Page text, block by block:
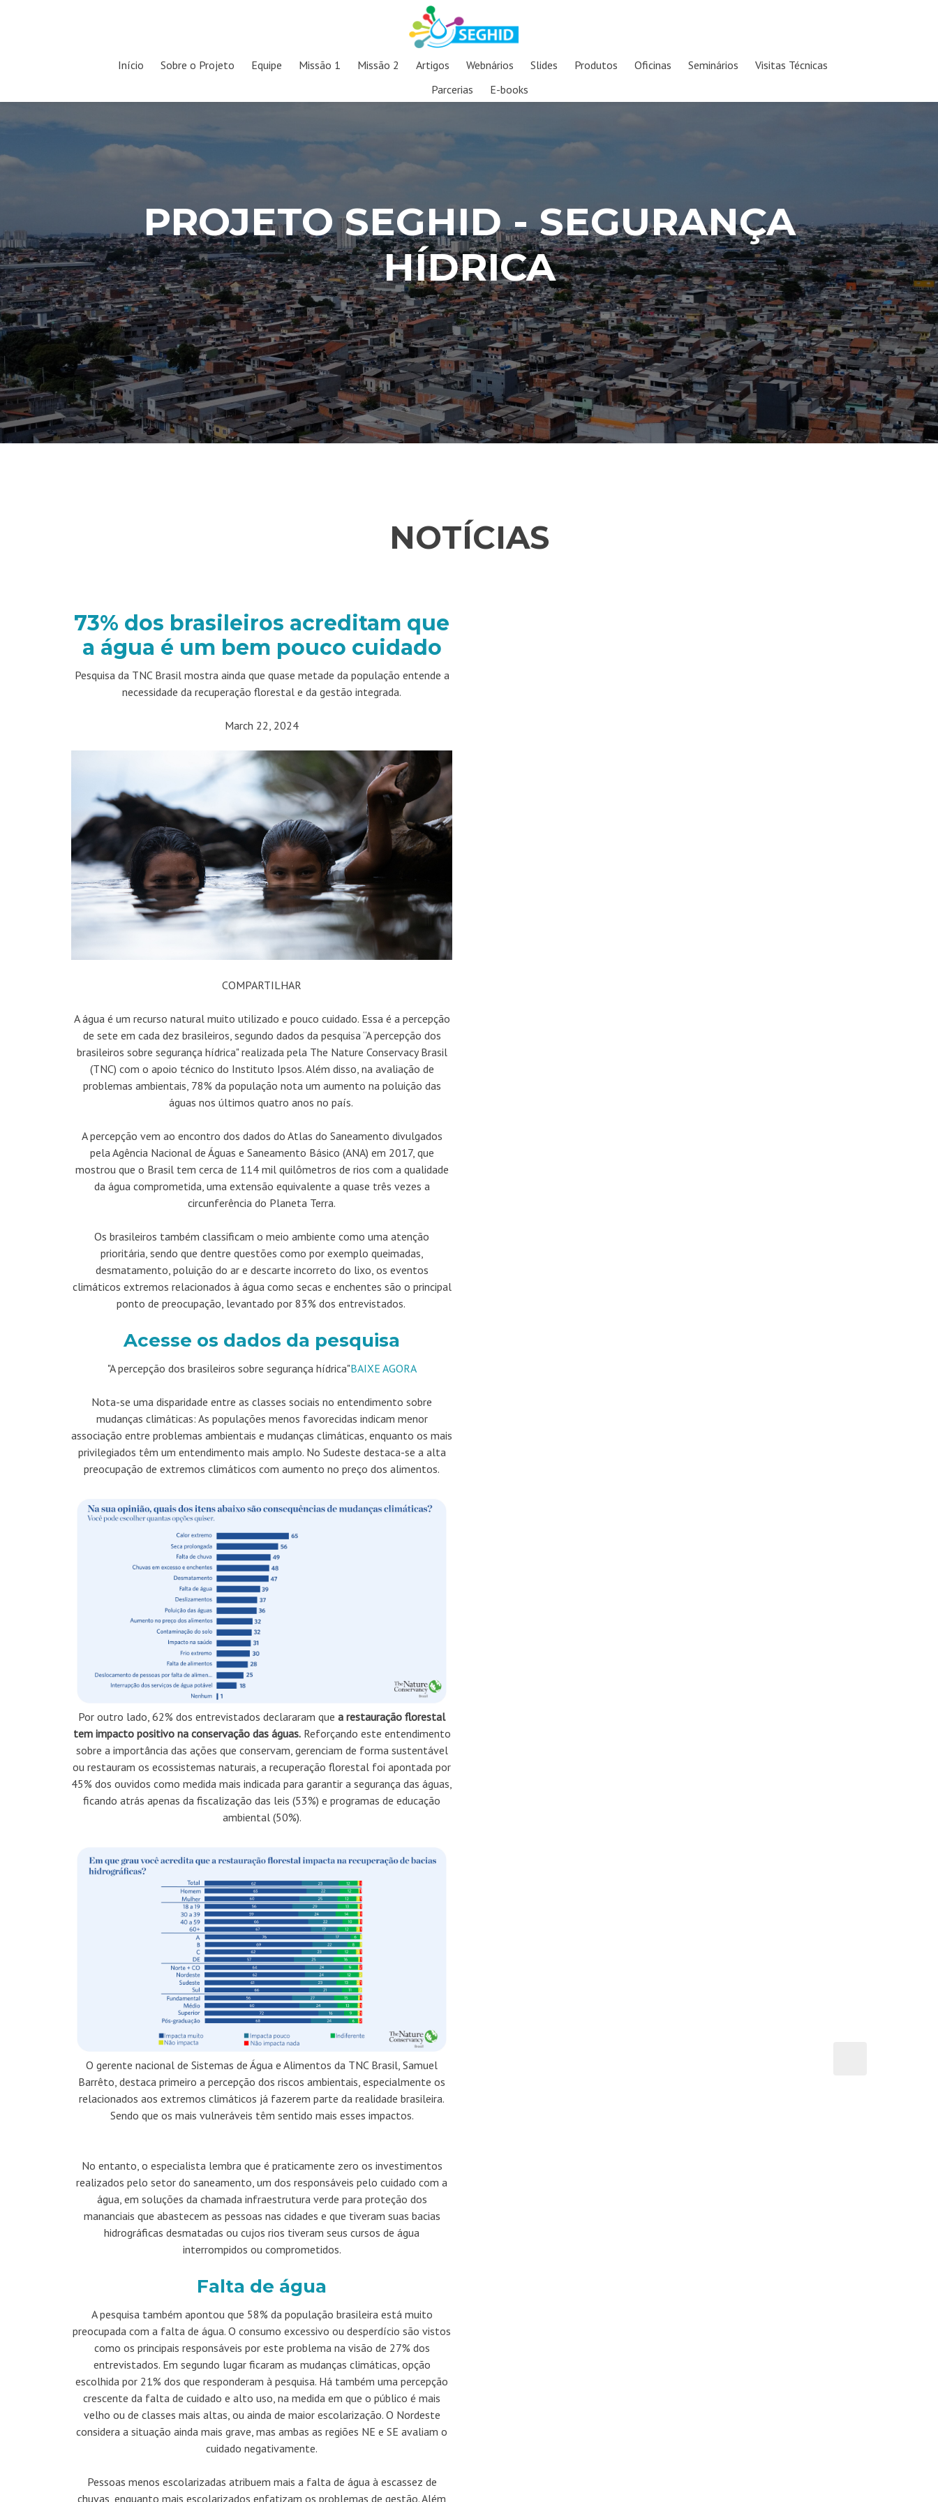
Início Sobre o Projeto Equipe Missão 1 Missão 2 Artigos Webnários Slides Produtos Oficinas Seminários
Visitas Técnicas
Parcerias
E-books
PROJETO SEGHID - SEGURANÇA
HÍDRICA
NOTÍCIAS
73% dos brasileiros acreditam que
a água é um bem pouco cuidado
Pesquisa da TNC Brasil mostra ainda que quase metade da população entende a
necessidade da recuperação florestal e da gestão integrada.
March 22, 2024
COMPARTILHAR
A água é um recurso natural muito utilizado e pouco cuidado. Essa é a percepção
de sete em cada dez brasileiros, segundo dados da pesquisa “A percepção dos
brasileiros sobre segurança hídrica" realizada pela The Nature Conservacy Brasil
(TNC) com o apoio técnico do Instituto Ipsos. Além disso, na avaliação de
problemas ambientais, 78% da população nota um aumento na poluição das
águas nos últimos quatro anos no país.
A percepção vem ao encontro dos dados do Atlas do Saneamento divulgados
pela Agência Nacional de Águas e Saneamento Básico (ANA) em 2017, que
mostrou que o Brasil tem cerca de 114 mil quilômetros de rios com a qualidade
da água comprometida, uma extensão equivalente a quase três vezes a
circunferência do Planeta Terra.
Os brasileiros também classificam o meio ambiente como uma atenção
prioritária, sendo que dentre questões como por exemplo queimadas,
desmatamento, poluição do ar e descarte incorreto do lixo, os eventos
climáticos extremos relacionados à água como secas e enchentes são o principal
ponto de preocupação, levantado por 83% dos entrevistados.
Acesse os dados da pesquisa
"A percepção dos brasileiros sobre segurança hídrica"BAIXE AGORA
Nota-se uma disparidade entre as classes sociais no entendimento sobre
mudanças climáticas: As populações menos favorecidas indicam menor
associação entre problemas ambientais e mudanças climáticas, enquanto os mais
privilegiados têm um entendimento mais amplo. No Sudeste destaca-se a alta
preocupação de extremos climáticos com aumento no preço dos alimentos.
Por outro lado, 62% dos entrevistados declararam que a restauração florestal
tem impacto positivo na conservação das águas.Reforçando este entendimento
sobre a importância das ações que conservam, gerenciam de forma sustentável
ou restauram os ecossistemas naturais, a recuperação florestal foi apontada por
45% dos ouvidos como medida mais indicada para garantir a segurança das águas,
ficando atrás apenas da fiscalização das leis (53%) e programas de educação
ambiental (50%).
O gerente nacional de Sistemas de Água e Alimentos da TNC Brasil, Samuel
Barrêto, destaca primeiro a percepção dos riscos ambientais, especialmente os
relacionados aos extremos climáticos já fazerem parte da realidade brasileira.
Sendo que os mais vulneráveis têm sentido mais esses impactos.
No entanto, o especialista lembra que é praticamente zero os investimentos
realizados pelo setor do saneamento, um dos responsáveis pelo cuidado com a
água, em soluções da chamada infraestrutura verde para proteção dos
mananciais que abastecem as pessoas nas cidades e que tiveram suas bacias
hidrográficas desmatadas ou cujos rios tiveram seus cursos de água
interrompidos ou comprometidos.
Falta de água
A pesquisa também apontou que 58% da população brasileira está muito
preocupada com a falta de água. O consumo excessivo ou desperdício são vistos
como os principais responsáveis por este problema na visão de 27% dos
entrevistados. Em segundo lugar ficaram as mudanças climáticas, opção
escolhida por 21% dos que responderam à pesquisa. Há também uma percepção
crescente da falta de cuidado e alto uso, na medida em que o público é mais
velho ou de classes mais altas, ou ainda de maior escolarização. O Nordeste
considera a situação ainda mais grave, mas ambas as regiões NE e SE avaliam o
cuidado negativamente.
Pessoas menos escolarizadas atribuem mais a falta de água à escassez de
chuvas, enquanto mais escolarizados enfatizam os problemas de gestão. Além